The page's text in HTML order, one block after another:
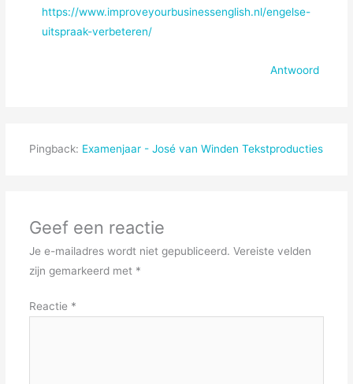
https://www.improveyourbusinessenglish.nl/engelse-
uitspraak-verbeteren/
Antwoord
Pingback: Examenjaar - José van Winden Tekstproducties
Geef een reactie
Je e-mailadres wordt niet gepubliceerd. Vereiste velden
zijn gemarkeerd met *
Reactie *